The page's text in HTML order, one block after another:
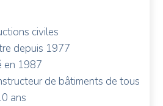
civiles
depuis 1977
en 1987
de bâtiments de tous
ans